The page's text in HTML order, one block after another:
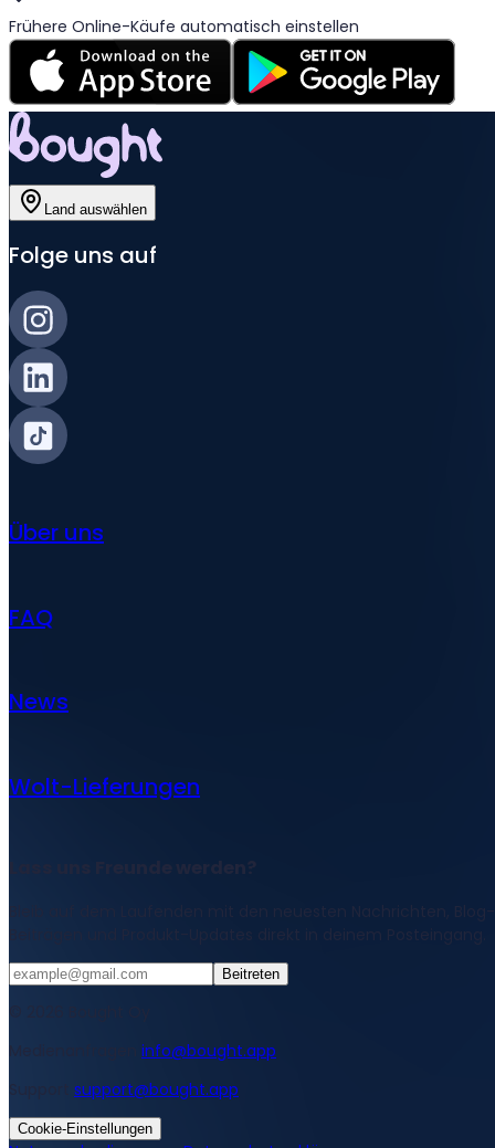
Frühere Online-Käufe automatisch einstellen
Land auswählen
Folge uns auf
Über uns
FAQ
News
Wolt-Lieferungen
Beitreten
info@bought.app
support@bought.app
Cookie-Einstellungen